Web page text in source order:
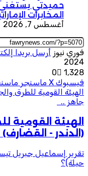
حميدتي
المخابرات
أغسطس 7, 2026
فوري نيوز أرسل بريدا
2024
0
1٬328
فيسبوك ‫X ماسنجر
الهيئة القومية للطرق
جاهز ..
الهيئة القومية
(الدندر -
تقرير إسماعيل جبريل
حيلة)؟